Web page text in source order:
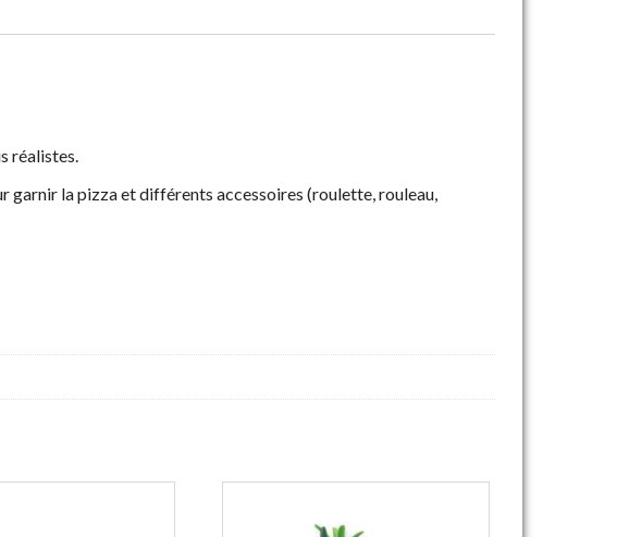
réalistes.
garnir la pizza et différents accessoires (roulette, rouleau,